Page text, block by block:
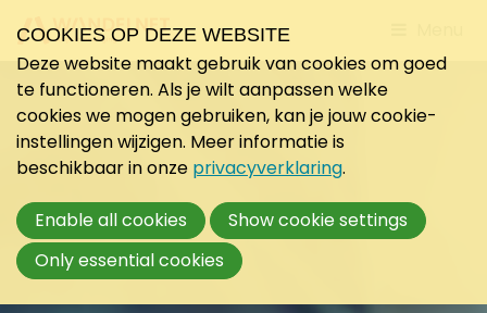
to
COOKIES OP DEZE WEBSITE
Deze website maakt gebruik van cookies om goed
te functioneren. Als je wilt aanpassen welke
cookies we mogen gebruiken, kan je jouw cookie-
instellingen wijzigen. Meer informatie is
beschikbaar in onze privacyverklaring.
Enable all cookies
Show cookie settings
Only essential cookies